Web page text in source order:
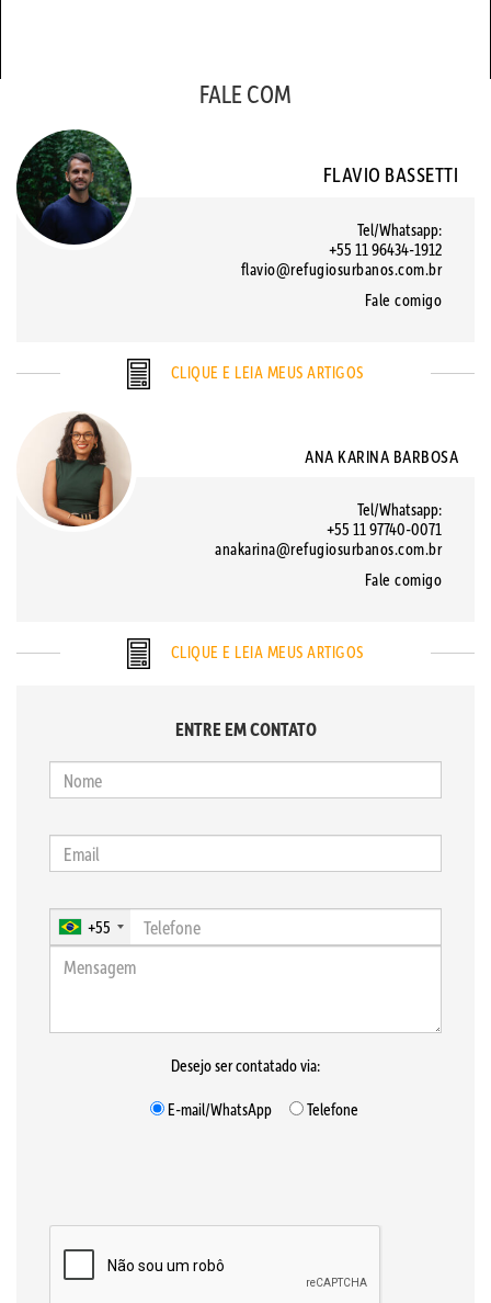
FALE COM
FLAVIO BASSETTI
Tel/Whatsapp:
+55 11 96434-1912
flavio@refugiosurbanos.com.br
Fale comigo
CLIQUE E LEIA MEUS ARTIGOS
ANA KARINA BARBOSA
Tel/Whatsapp:
+55 11 97740-0071
anakarina@refugiosurbanos.com.br
Fale comigo
CLIQUE E LEIA MEUS ARTIGOS
ENTRE EM CONTATO
+55
Desejo ser contatado via:
E-mail/WhatsApp
Telefone